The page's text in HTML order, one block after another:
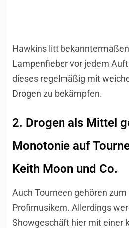
Hawkins litt bekanntermaßen
Lampenfiebervor jedem
dieses regelmäßig mit
Drogen zu bekämpfen.
2. Drogen als Mittel
Monotonie auf
Keith Moon und Co.
Auch Tourneen gehören zum
Profimusikern. Allerdings
Showgeschäft hier mit einer